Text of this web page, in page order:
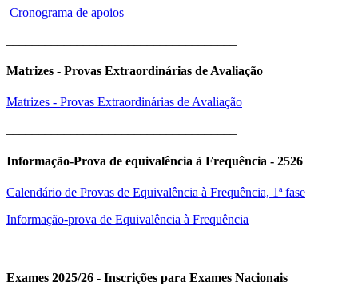
Cronograma de apoios
Matrizes - Provas Extraordinárias de Avaliação
Matrizes - Provas Extraordinárias de Avaliação
Informação-Prova de equivalência à Frequência - 2526
Calendário de Provas de Equivalência à Frequência, 1ª fase
Informação-prova de Equivalência à Frequência
Exames 2025/26 - Inscrições para Exames Nacionais